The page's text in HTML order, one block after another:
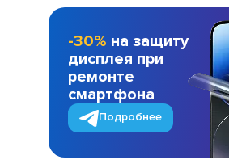
-30% на защиту
дисплея при
ремонте
смартфона
Подробнее